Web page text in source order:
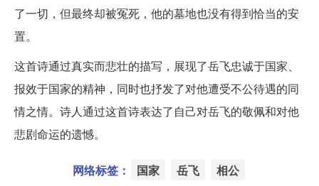
了一切，但最终却被冤死，他的墓地也没有得到恰当的安
置。
这首诗通过真实而悲壮的描写，展现了岳飞忠诚于国家、
报效于国家的精神，同时也抒发了对他遭受不公待遇的同
情之情。诗人通过这首诗表达了自己对岳飞的敬佩和对他
悲剧命运的遗憾。
网络标签： 国家 岳飞 相公